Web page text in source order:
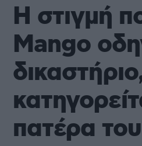
Η στιγμή
Mango
πατέρα του